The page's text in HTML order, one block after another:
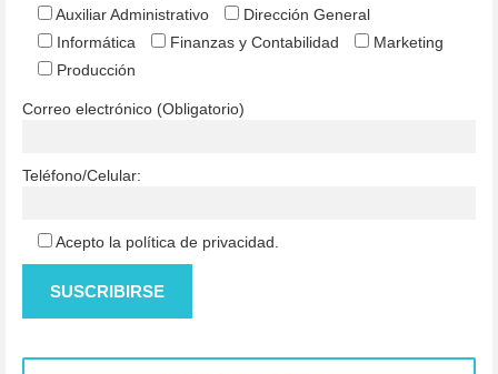
Auxiliar Administrativo
Dirección General
Informática
Finanzas y Contabilidad
Marketing
Producción
Correo electrónico (Obligatorio)
Teléfono/Celular:
Acepto la política de privacidad.